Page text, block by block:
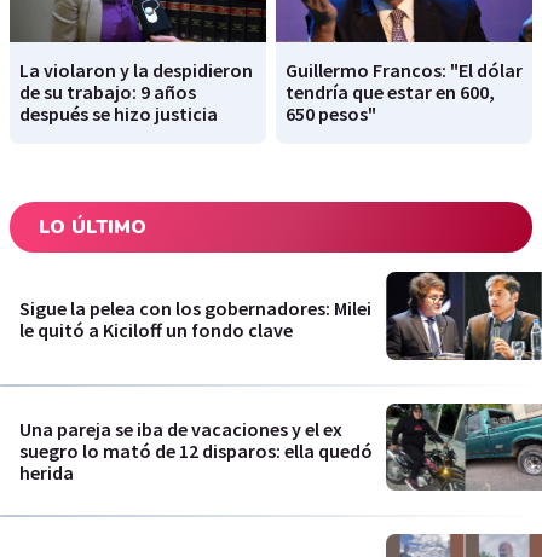
La violaron y la despidieron
de su trabajo: 9 años
después se hizo justicia
Guillermo Francos: "El dólar
tendría que estar en 600,
650 pesos"
LO ÚLTIMO
Sigue la pelea con los gobernadores: Milei
le quitó a Kiciloff un fondo clave
Una pareja se iba de vacaciones y el ex
suegro lo mató de 12 disparos: ella quedó
herida